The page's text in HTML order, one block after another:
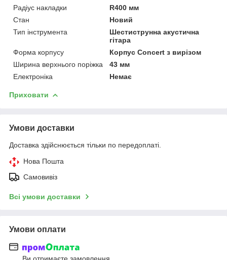
Радіус накладки
R400 мм
Стан
Новий
Тип інструмента
Шестиструнна акустична
гітара
Форма корпусу
Корпус Concert з вирізом
Ширина верхнього поріжка
43 мм
Електроніка
Немає
Приховати
Умови доставки
Доставка здійснюється тільки по передоплаті.
Нова Пошта
Самовивіз
Всі умови доставки
Умови оплати